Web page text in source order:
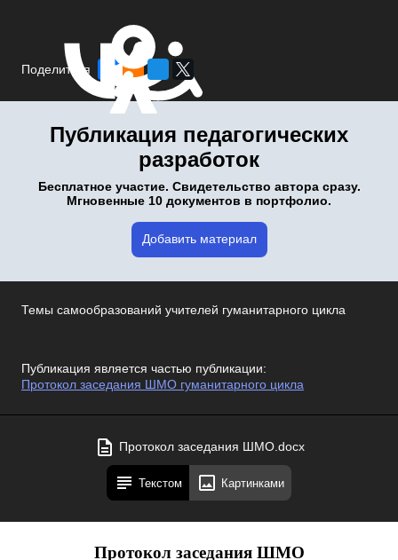
Поделиться
Публикация педагогических
разработок
Бесплатное участие. Свидетельство автора сразу.
Мгновенные 10 документов в портфолио.
Добавить материал
Темы самообразований учителей гуманитарного цикла
Публикация является частью публикации:
Протокол заседания ШМО гуманитарного цикла
Протокол заседания ШМО.docx
Текстом Картинками
Протокол заседания ШМО